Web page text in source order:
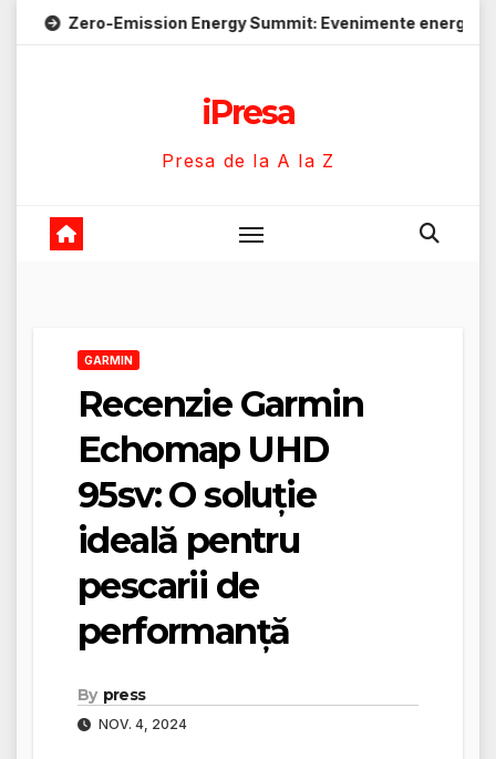
Emission Energy Summit: Evenimente energie despre
iPresa
Presa de la A la Z
GARMIN
Recenzie Garmin
Echomap UHD
95sv: O soluție
ideală pentru
pescarii de
performanță
By press
NOV. 4, 2024